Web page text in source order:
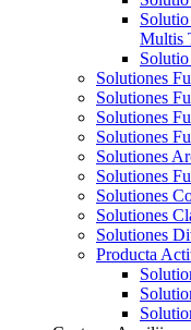
Multis
Solutiones
Solutiones
Solutiones
Solutiones
Solutiones
Solutiones
Solutiones
Solutiones
Solutiones
Producta